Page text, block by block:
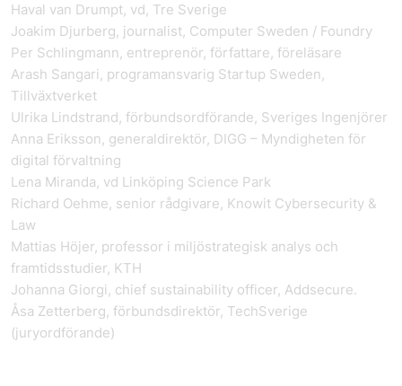
Haval van Drumpt, vd, Tre Sverige
Joakim Djurberg, journalist, Computer Sweden / Foundry
Per Schlingmann, entreprenör, författare, föreläsare
Arash Sangari, programansvarig Startup Sweden,
Tillväxtverket
Ulrika Lindstrand, förbundsordförande, Sveriges Ingenjörer
Anna Eriksson, generaldirektör, DIGG – Myndigheten för
digital förvaltning
Lena Miranda, vd Linköping Science Park
Richard Oehme, senior rådgivare, Knowit Cybersecurity &
Law
Mattias Höjer, professor i miljöstrategisk analys och
framtidsstudier, KTH
Johanna Giorgi, chief sustainability officer, Addsecure.
Åsa Zetterberg, förbundsdirektör, TechSverige
(juryordförande)